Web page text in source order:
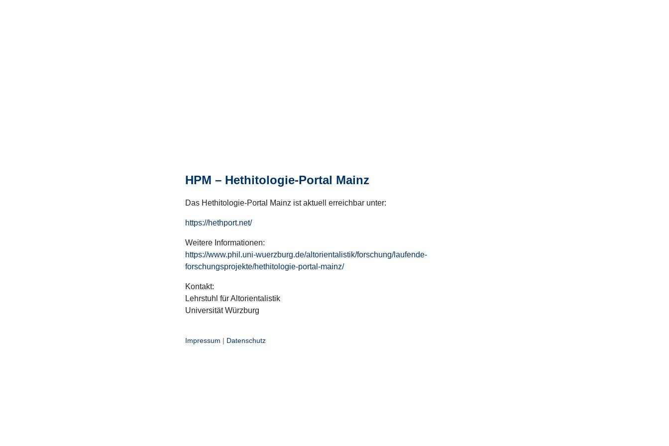
HPM – Hethitologie-Portal Mainz
Das Hethitologie-Portal Mainz ist aktuell erreichbar unter:
https://hethport.net/
Weitere Informationen:
https://www.phil.uni-wuerzburg.de/altorientalistik/forschung/laufende-
forschungsprojekte/hethitologie-portal-mainz/
Kontakt:
Lehrstuhl für Altorientalistik
Universität Würzburg
Impressum | Datenschutz